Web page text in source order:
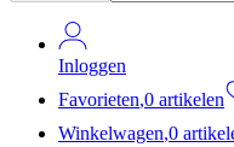
Inloggen
Favorieten,0 artikelen
Winkelwagen,0